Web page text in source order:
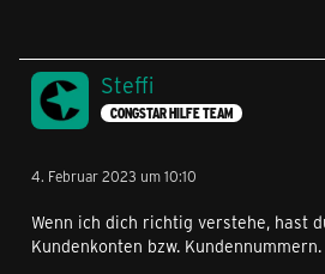
Steffi
CONGSTAR HILFE TEAM
4. Februar 2023 um 10:10
Wenn ich dich richtig verstehe, hast
Kundenkonten bzw. Kundennummern.